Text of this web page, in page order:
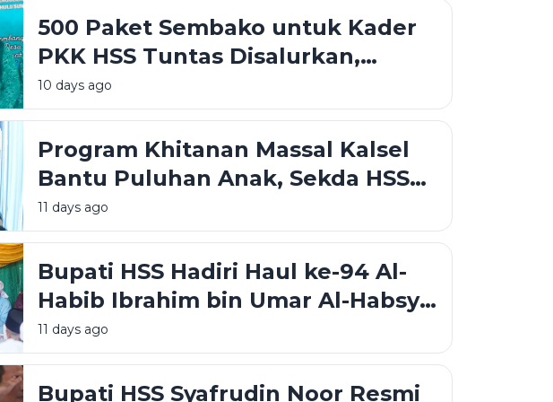
500 Paket Sembako untuk Kader
PKK HSS Tuntas Disalurkan,
Tahap Kedua Jangkau 11
Kecamatan
10 days ago
Program Khitanan Massal Kalsel
Bantu Puluhan Anak, Sekda HSS
Tekankan Kolaborasi Sosial
Berkelanjutan
11 days ago
Bupati HSS Hadiri Haul ke-94 Al-
Habib Ibrahim bin Umar Al-Habsyi,
Ajak Masyarakat Perkuat
Persatuan dan Nilai Keagamaan
11 days ago
Bupati HSS Syafrudin Noor Resmi